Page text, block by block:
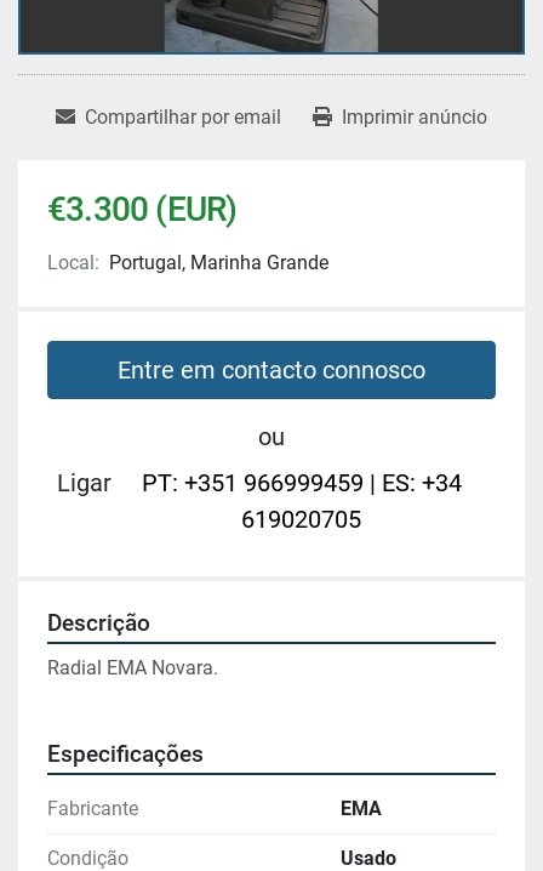
Compartilhar por email Imprimir anúncio
€3.300 (EUR)
Local: Portugal, Marinha Grande
Entre em contacto connosco
ou
Ligar
PT: +351 966999459 | ES: +34
619020705
Descrição
Radial EMA Novara.
Especificações
Fabricante EMA
Condição Usado